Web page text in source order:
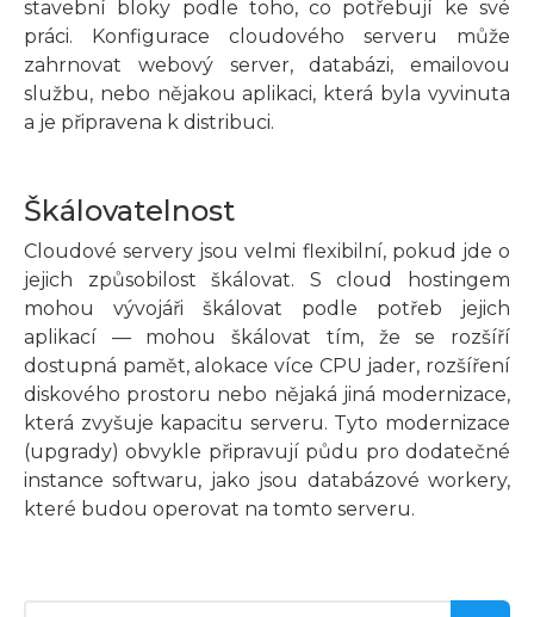
stavební bloky podle toho, co potřebují ke své
práci. Konfigurace cloudového serveru může
zahrnovat webový server, databázi, emailovou
službu, nebo nějakou aplikaci, která byla vyvinuta
a je připravena k distribuci.
Škálovatelnost
Cloudové servery jsou velmi flexibilní, pokud jde o
jejich způsobilost škálovat. S cloud hostingem
mohou vývojáři škálovat podle potřeb jejich
aplikací — mohou škálovat tím, že se rozšíří
dostupná pamět, alokace více CPU jader, rozšíření
diskového prostoru nebo nějaká jiná modernizace,
která zvyšuje kapacitu serveru. Tyto modernizace
(upgrady) obvykle připravují půdu pro dodatečné
instance softwaru, jako jsou databázové workery,
které budou operovat na tomto serveru.